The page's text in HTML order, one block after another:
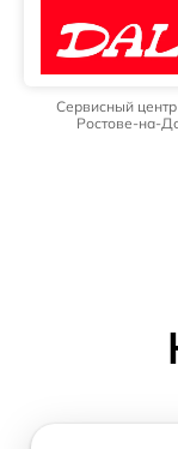
Сервисный
Ростове-на-